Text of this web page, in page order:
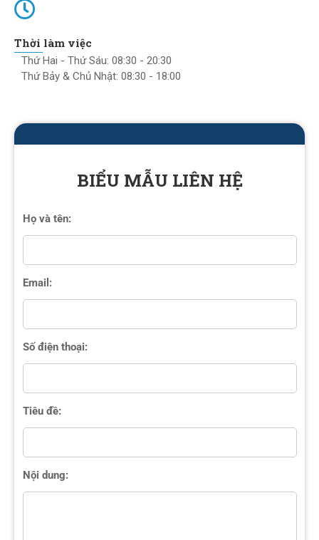
Thời làm việc
Thứ Hai - Thứ Sáu: 08:30 - 20:30
Thứ Bảy & Chủ Nhật: 08:30 - 18:00
BIỂU MẪU LIÊN HỆ
Họ và tên:
Email:
Số điện thoại:
Tiêu đề:
Nội dung: